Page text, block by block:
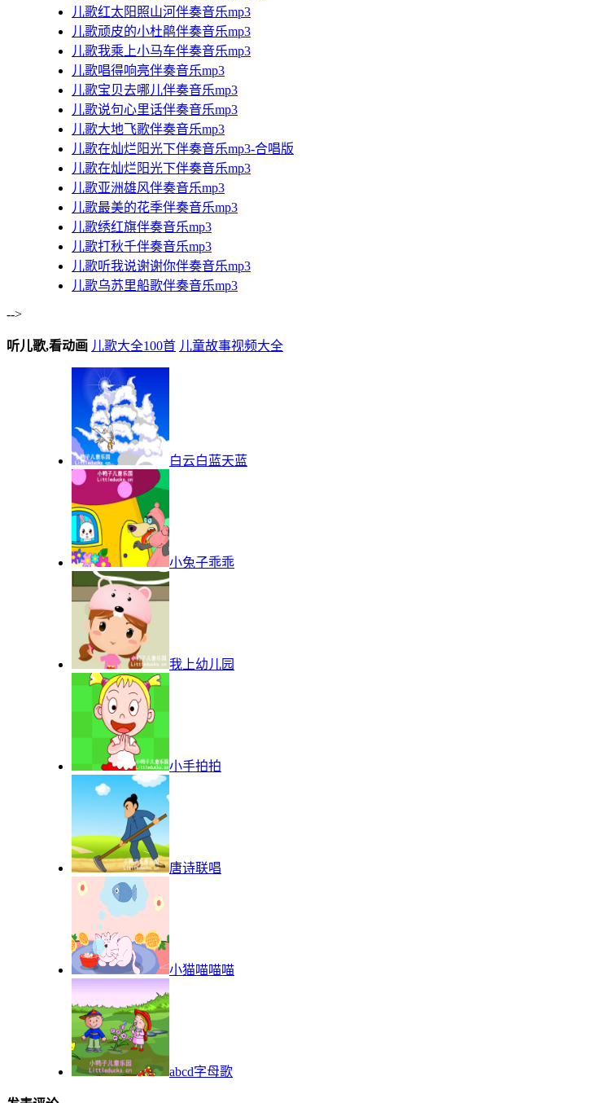
儿歌红太阳照山河伴奏音乐mp3
儿歌顽皮的小杜鹃伴奏音乐mp3
儿歌我乘上小马车伴奏音乐mp3
儿歌唱得响亮伴奏音乐mp3
儿歌宝贝去哪儿伴奏音乐mp3
儿歌说句心里话伴奏音乐mp3
儿歌大地飞歌伴奏音乐mp3
儿歌在灿烂阳光下伴奏音乐mp3-合唱版
儿歌在灿烂阳光下伴奏音乐mp3
儿歌亚洲雄风伴奏音乐mp3
儿歌最美的花季伴奏音乐mp3
儿歌绣红旗伴奏音乐mp3
儿歌打秋千伴奏音乐mp3
儿歌听我说谢谢你伴奏音乐mp3
儿歌乌苏里船歌伴奏音乐mp3
-->
听儿歌,看动画 儿歌大全100首 儿童故事视频大全
白云白蓝天蓝
小兔子乖乖
我上幼儿园
小手拍拍
唐诗联唱
小猫喵喵喵
abcd字母歌